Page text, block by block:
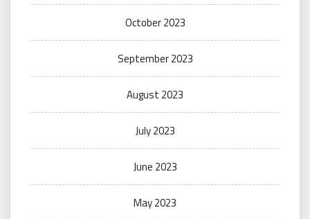
October 2023
September 2023
August 2023
July 2023
June 2023
May 2023